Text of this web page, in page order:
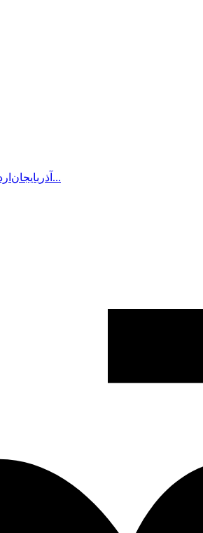
آذربایجان بیشتر...